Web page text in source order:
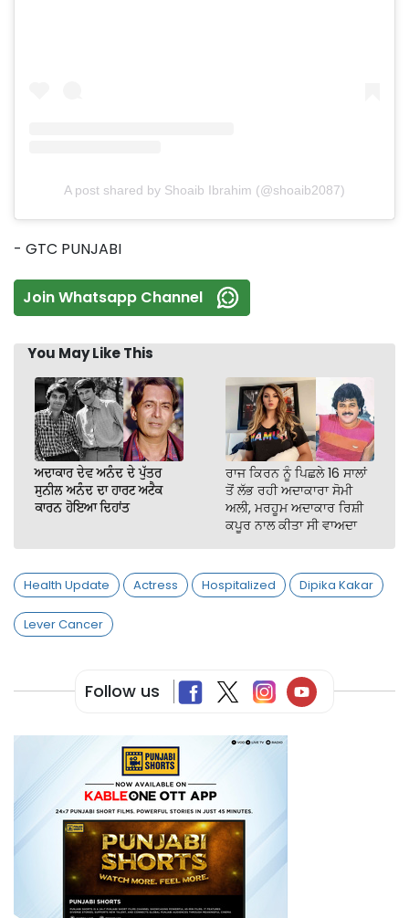
A post shared by Shoaib Ibrahim (@shoaib2087)
- GTC PUNJABI
Join Whatsapp Channel
You May Like This
ਅਦਾਕਾਰ ਦੇਵ ਅਨੰਦ ਦੇ ਪੁੱਤਰ
ਸੁਨੀਲ ਅਨੰਦ ਦਾ ਹਾਰਟ ਅਟੈਕ
ਕਾਰਨ ਹੋਇਆ ਦਿਹਾਂਤ
ਰਾਜ ਕਿਰਨ ਨੂੰ ਪਿਛਲੇ 16 ਸਾਲਾਂ
ਤੋਂ ਲੱਭ ਰਹੀ ਅਦਾਕਾਰਾ ਸੋਮੀ
ਅਲੀ, ਮਰਹੂਮ ਅਦਾਕਾਰ ਰਿਸ਼ੀ
ਕਪੂਰ ਨਾਲ ਕੀਤਾ ਸੀ ਵਾਅਦਾ
Health Update Actress Hospitalized Dipika Kakar
Lever Cancer
Follow us